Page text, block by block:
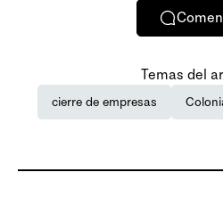
Temas del
cierre de empresas